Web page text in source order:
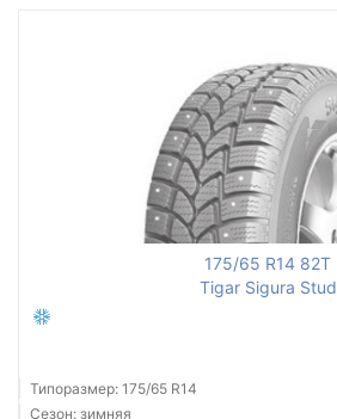
175/65 R14 82T
Tigar Sigura Stud
Типоразмер: 175/65 R14
Сезон: зимняя